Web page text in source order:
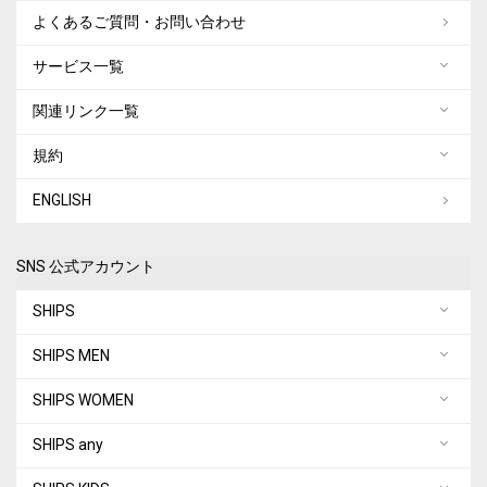
よくあるご質問・お問い合わせ
サービス一覧
関連リンク一覧
規約
ENGLISH
SNS 公式アカウント
SHIPS
SHIPS MEN
SHIPS WOMEN
SHIPS any